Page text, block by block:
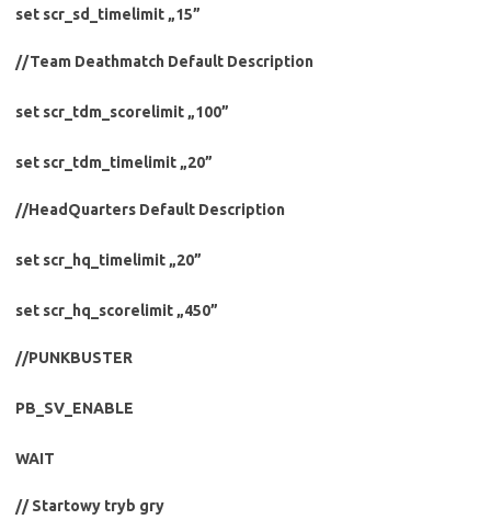
set scr_sd_timelimit „15”
//Team Deathmatch Default Description
set scr_tdm_scorelimit „100”
set scr_tdm_timelimit „20”
//HeadQuarters Default Description
set scr_hq_timelimit „20”
set scr_hq_scorelimit „450”
//PUNKBUSTER
PB_SV_ENABLE
WAIT
// Startowy tryb gry